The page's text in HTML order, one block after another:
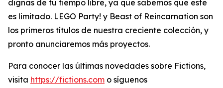
dignas de tu tiempo libre, ya que sabemos que este
es limitado. LEGO Party! y Beast of Reincarnation son
los primeros títulos de nuestra creciente colección, y
pronto anunciaremos más proyectos.
Para conocer las últimas novedades sobre Fictions,
visita https://fictions.com o síguenos